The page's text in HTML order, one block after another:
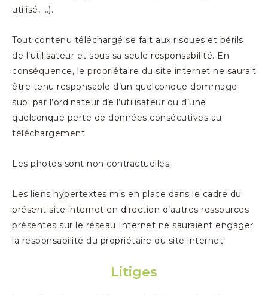
utilisé, …).
Tout contenu téléchargé se fait aux risques et périls
de l’utilisateur et sous sa seule responsabilité. En
conséquence, le propriétaire du site internet ne saurait
être tenu responsable d’un quelconque dommage
subi par l’ordinateur de l’utilisateur ou d’une
quelconque perte de données consécutives au
téléchargement.
Les photos sont non contractuelles.
Les liens hypertextes mis en place dans le cadre du
présent site internet en direction d’autres ressources
présentes sur le réseau Internet ne sauraient engager
la responsabilité du propriétaire du site internet
Litiges